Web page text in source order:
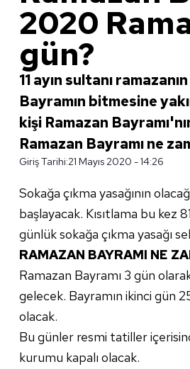
2020
gün?
11 ayın sultanı
Bayramın bitmesine
kişi Ramazan
Ramazan Bayramı ne
Giriş Tarihi:21 Mayıs 2020 - 14:26
Sokağa çıkma yasağının
başlayacak. Kısıtlama bu kez
günlük sokağa çıkma yasağı
RAMAZAN BAYRAMI NE
Ramazan Bayramı 3 gün
gelecek. Bayramın ikinci gün
olacak.
Bu günler resmi tatiller
kurumu kapalı olacak.